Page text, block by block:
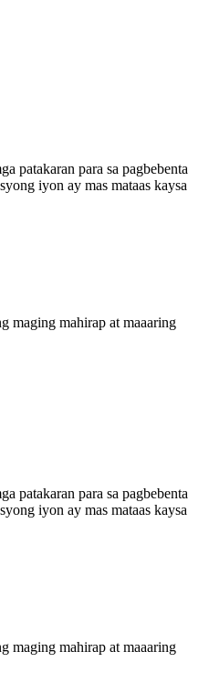
patakaran para sa pagbebenta
iyon ay mas mataas kaysa
maging mahirap at maaaring
patakaran para sa pagbebenta
iyon ay mas mataas kaysa
maging mahirap at maaaring